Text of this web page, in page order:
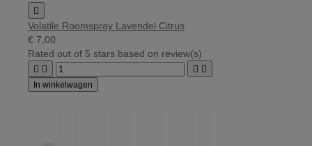

Volatile Roomspray Lavendel Citrus
€ 7,00
Rated out of 5 stars based on review(s)
   
In winkelwagen